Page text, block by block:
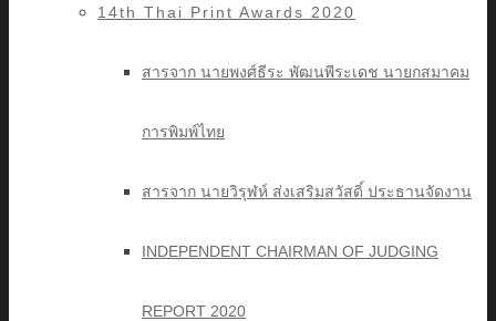
14th Thai Print Awards 2020
สารจาก นายพงศ์ธีระ พัฒนพีระเดช นายกสมาคม
การพิมพ์ไทย
สารจาก นายวิรุฬห์ ส่งเสริมสวัสดิ์ ประธานจัดงาน
INDEPENDENT CHAIRMAN OF JUDGING
REPORT 2020